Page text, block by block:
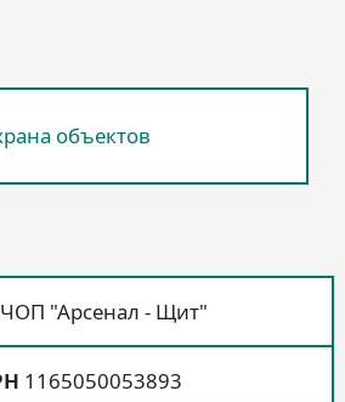
объектов
"Арсенал - Щит"
1165050053893